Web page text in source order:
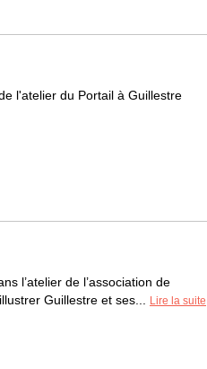
l'atelier du Portail à Guillestre
l’atelier de l’association de
Guillestre et ses...
Lire la suite